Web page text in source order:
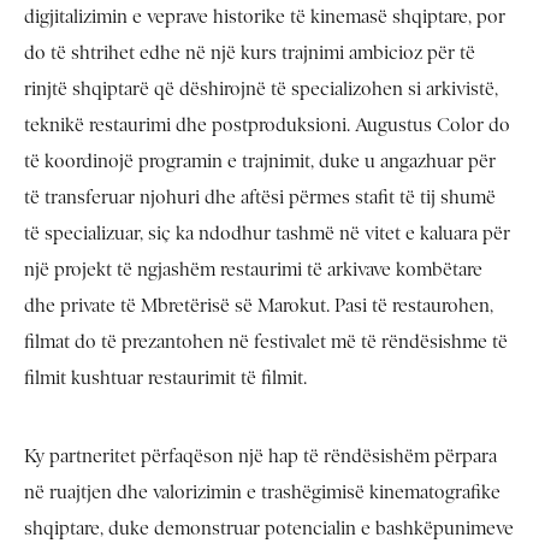
digjitalizimin e veprave historike të kinemasë shqiptare, por
do të shtrihet edhe në një kurs trajnimi ambicioz për të
rinjtë shqiptarë që dëshirojnë të specializohen si arkivistë,
teknikë restaurimi dhe postproduksioni. Augustus Color do
të koordinojë programin e trajnimit, duke u angazhuar për
të transferuar njohuri dhe aftësi përmes stafit të tij shumë
të specializuar, siç ka ndodhur tashmë në vitet e kaluara për
një projekt të ngjashëm restaurimi të arkivave kombëtare
dhe private të Mbretërisë së Marokut. Pasi të restaurohen,
filmat do të prezantohen në festivalet më të rëndësishme të
filmit kushtuar restaurimit të filmit.
Ky partneritet përfaqëson një hap të rëndësishëm përpara
në ruajtjen dhe valorizimin e trashëgimisë kinematografike
shqiptare, duke demonstruar potencialin e bashkëpunimeve